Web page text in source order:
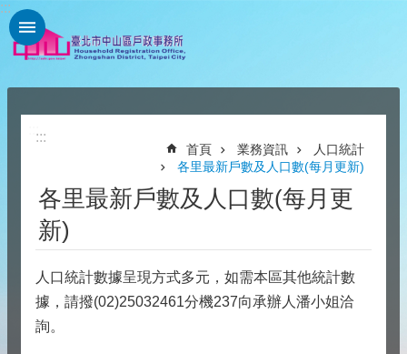
跳到主要內容區塊
:::
:::
首頁 業務資訊
人口統計
各里最新戶數及人口數(每月更新)
各里最新戶數及人口數(每月更
新)
人口統計數據呈現方式多元，如需本區其他統計數
據，請撥(02)25032461分機237向承辦人潘小姐洽
詢。